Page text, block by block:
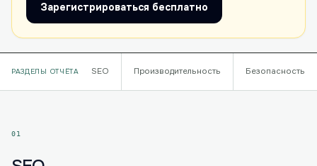
Зарегистрироваться бесплатно
РАЗДЕЛЫ ОТЧЁТА SEO Производительность Безопасность
01